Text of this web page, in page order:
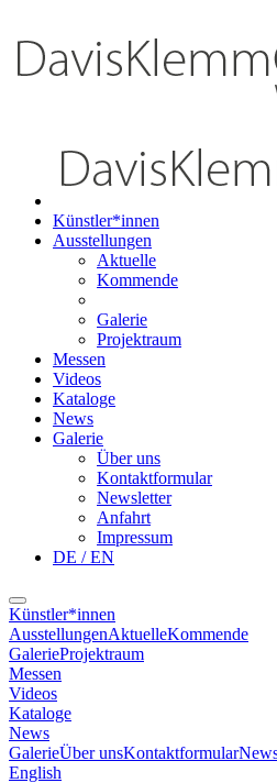
Künstler*innen
Ausstellungen
Aktuelle
Kommende
Galerie
Projektraum
Messen
Videos
Kataloge
News
Galerie
Über uns
Kontaktformular
Newsletter
Anfahrt
Impressum
DE / EN
Künstler*innen
AusstellungenAktuelleKommende
GalerieProjektraum
Messen
Videos
Kataloge
News
GalerieÜber unsKontaktformular
English